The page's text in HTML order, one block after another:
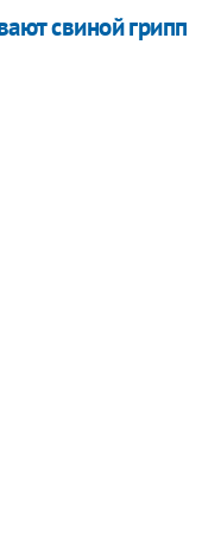
свиной грипп